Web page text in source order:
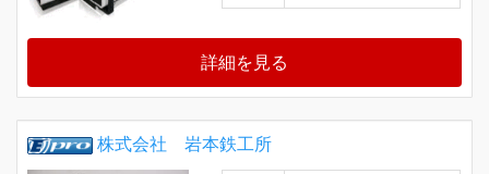
詳細を見る
株式会社 岩本鉄工所